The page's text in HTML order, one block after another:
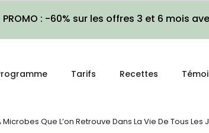
PROMO : -60% sur les offres 3 et 6 mois
Tarifs Recettes
Microbes Que L’on Retrouve Dans La Vie De Tous Les